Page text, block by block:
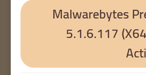
Malwarebytes
5.1.6.117